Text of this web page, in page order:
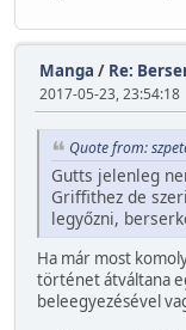
Manga / Re:
2017-05-23, 23:54:18
Quote from:
Gutts jelenleg
Griffithez de
legyőzni,
Ha már most
történet átváltana
beleegyezésével